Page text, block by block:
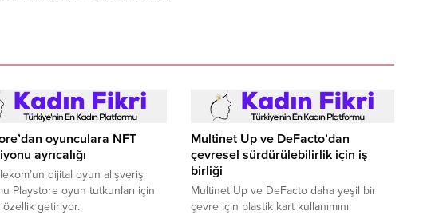
oyunculara NFT
ayrıcalığı
dijital oyun alışveriş
Playstore oyun tutkunları için
getiriyor.
Multinet Up ve DeFacto’dan
çevresel sürdürülebilirlik için iş
birliği
Multinet Up ve DeFacto daha yeşil bir
çevre için plastik kart kullanımını